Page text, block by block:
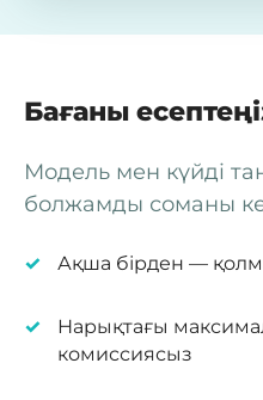
Бағаны
Модель мен күйді
болжамды соманы
Ақша бірден —
Нарықтағы
комиссиясыз